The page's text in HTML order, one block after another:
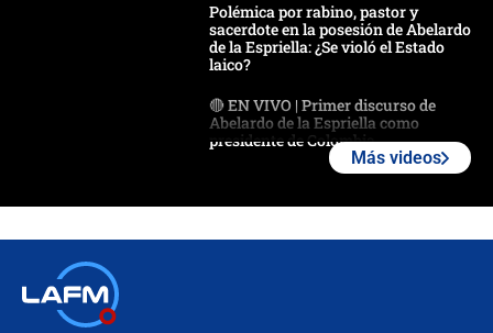
Polémica por rabino, pastor y
sacerdote en la posesión de Abelardo
de la Espriella: ¿Se violó el Estado
laico?
🔴 EN VIVO | Primer discurso de
Abelardo de la Espriella como
presidente de Colombia
Más videos